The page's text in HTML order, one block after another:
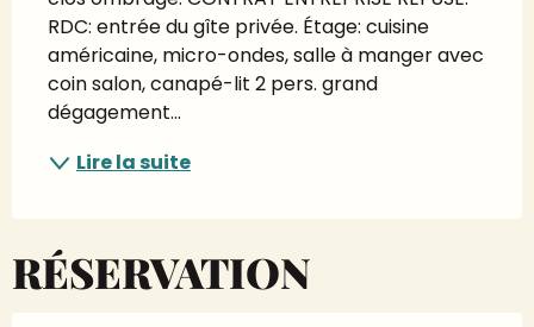
RDC: entrée du gîte privée. Étage: cuisine
américaine, micro-ondes, salle à manger avec
coin salon, canapé-lit 2 pers. grand
dégagement...
Lire la suite
RÉSERVATION